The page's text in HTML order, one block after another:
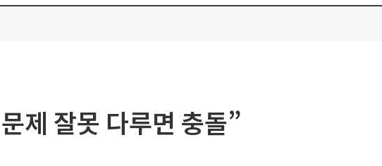
제 잘못 다루면 충돌”
·유니콘 육성 나선다